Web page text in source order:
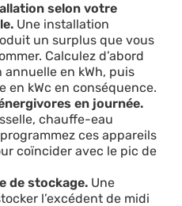
selon votre
Une installation
un surplus que vous
Calculez d’abord
en kWh, puis
en kWc en conséquence.
en journée.
chauffe-eau
ces appareils
coïncider avec le pic de
de stockage.Une
l’excédent de midi